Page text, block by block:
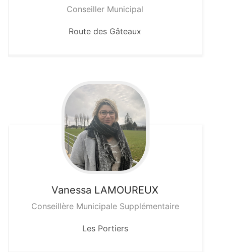
Conseiller Municipal
Route des Gâteaux
Vanessa LAMOUREUX
Conseillère Municipale Supplémentaire
Les Portiers